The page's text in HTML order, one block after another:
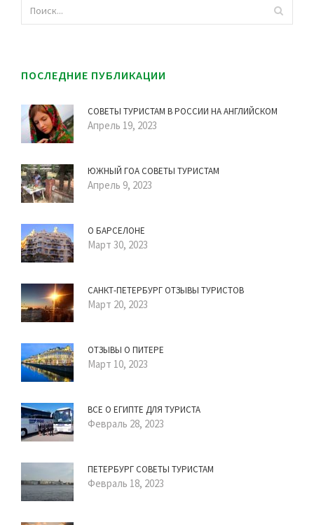
ПОСЛЕДНИЕ ПУБЛИКАЦИИ
СОВЕТЫ ТУРИСТАМ В РОССИИ НА АНГЛИЙСКОМ
Апрель 19, 2023
ЮЖНЫЙ ГОА СОВЕТЫ ТУРИСТАМ
Апрель 9, 2023
О БАРСЕЛОНЕ
Март 30, 2023
САНКТ-ПЕТЕРБУРГ ОТЗЫВЫ ТУРИСТОВ
Март 20, 2023
ОТЗЫВЫ О ПИТЕРЕ
Март 10, 2023
ВСЕ О ЕГИПТЕ ДЛЯ ТУРИСТА
Февраль 28, 2023
ПЕТЕРБУРГ СОВЕТЫ ТУРИСТАМ
Февраль 18, 2023